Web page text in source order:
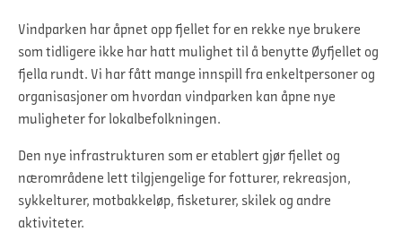
Vindparken har åpnet opp fjellet for en rekke nye brukere
som tidligere ikke har hatt mulighet til å benytte Øyfjellet og
fjella rundt. Vi har fått mange innspill fra enkeltpersoner og
organisasjoner om hvordan vindparken kan åpne nye
muligheter for lokalbefolkningen.
Den nye infrastrukturen som er etablert gjør fjellet og
nærområdene lett tilgjengelige for fotturer, rekreasjon,
sykkelturer, motbakkeløp, fisketurer, skilek og andre
aktiviteter.